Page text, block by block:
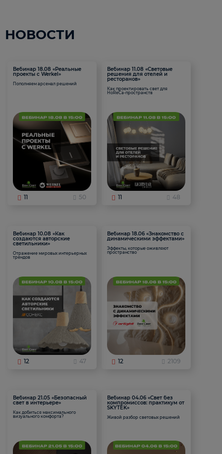
НОВОСТИ
Вебинар 18.08 «Реальные
проекты с Werkel»
Пополняем арсенал решений
11 50
Вебинар 11.08 «Световые
решения для отелей и
ресторанов»
Как проектировать свет для
HoReCa-пространств
11 48
Вебинар 10.08 «Как
создаются авторские
светильники»
Отражение мировых интерьерных
трендов
12 47
Вебинар 18.06 «Знакомство с
динамическими эффектами»
Эффекты, которые оживляют
пространство
12 2109
Вебинар 21.05 «Безопасный
свет в интерьере»
Как добиться максимального
визуального комфорта?
Вебинар 04.06 «Свет без
компромиссов: практикум от
SKYTEK»
Живой разбор световых решений